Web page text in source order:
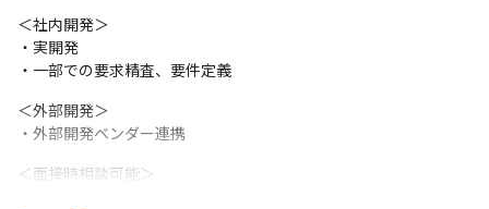
＜社内開発＞
・実開発
・一部での要求精査、要件定義
＜外部開発＞
・外部開発ベンダー連携
＜面接時相談可能＞